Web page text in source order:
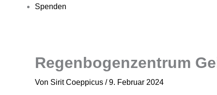
Spenden
Regenbogenzentrum
Von Sirit Coeppicus /9. Februar 2024